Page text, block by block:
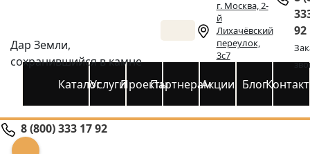
Дар Земли,
сохранившийся в камне
г. Москва, 2-
й
Лихачёвский
переулок,
3с7
92
КаталогУслугиПроектыПартнерамАкции Блог
8 (800) 333 17 92